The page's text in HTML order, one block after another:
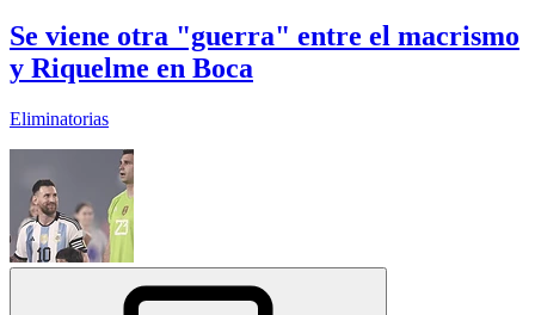
Se viene otra "guerra" entre el macrismo
y Riquelme en Boca
Eliminatorias